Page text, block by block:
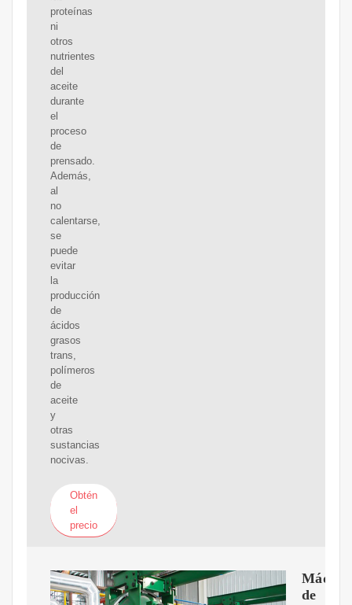
proteínas
ni
otros
nutrientes
del
aceite
durante
el
proceso
de
prensado.
Además,
al
no
calentarse,
se
puede
evitar
la
producción
de
ácidos
grasos
trans,
polímeros
de
aceite
y
otras
sustancias
nocivas.
Obtén
el
precio
de